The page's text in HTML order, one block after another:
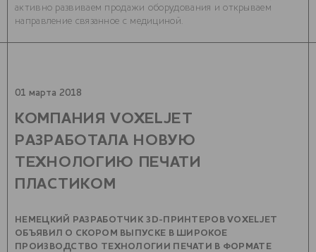
активно развиваем продажи оборудования и открываем
направление связанное с медициной.
01 марта 2018
КОМПАНИЯ VOXELJET
РАЗРАБОТАЛА НОВУЮ
ТЕХНОЛОГИЮ ПЕЧАТИ
ПЛАСТИКОМ
НЕМЕЦКИЙ РАЗРАБОТЧИК 3D-ПРИНТЕРОВ VOXELJET
ОБЪЯВИЛ О СКОРОМ ВЫПУСКЕ В ШИРОКОЕ
ПРОИЗВОДСТВО ТЕХНОЛОГИИ ПЕЧАТИ В ФОРМАТЕ